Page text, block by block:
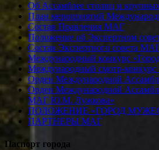
Об Ассамблее столиц и
План мероприятий
Состав Правления МАГ
Положение об Экспертном
Состав Экспертного совета
Международный конкурс
Международный смотр-конкурс
Орден Международной
Орден Международной
МАГ Ю.М. Лужкова»
ПОЛОЖЕНИЕ «ГОРОД
ПАРТНЕРЫ МАГ
Паспорт города